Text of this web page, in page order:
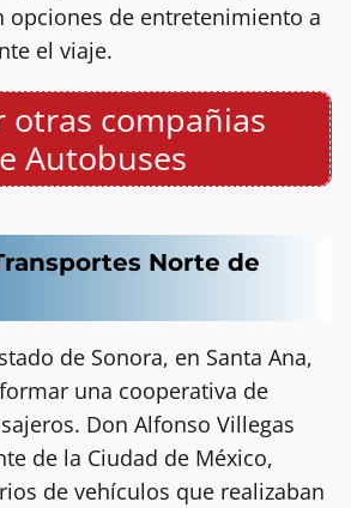
opciones de entretenimiento a
el viaje.
otras compañias
Autobuses
Norte de
de Sonora, en Santa Ana,
una cooperativa de
Don Alfonso Villegas
de la Ciudad de México,
de vehículos que realizaban